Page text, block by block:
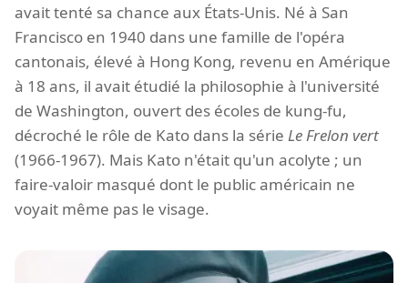
avait tenté sa chance aux États-Unis. Né à San
Francisco en 1940 dans une famille de l'opéra
cantonais, élevé à Hong Kong, revenu en Amérique
à 18 ans, il avait étudié la philosophie à l'université
de Washington, ouvert des écoles de kung-fu,
décroché le rôle de Kato dans la série Le Frelon vert
(1966-1967). Mais Kato n'était qu'un acolyte ; un
faire-valoir masqué dont le public américain ne
voyait même pas le visage.